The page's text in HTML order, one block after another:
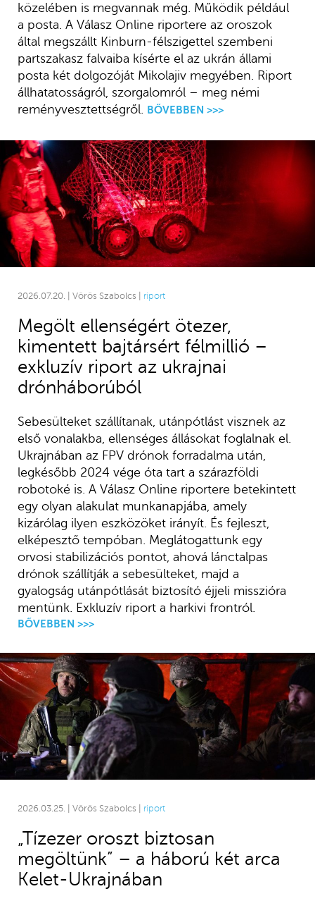
közelében is megvannak még. Működik például
a posta. A Válasz Online riportere az oroszok
által megszállt Kinburn-félszigettel szembeni
partszakasz falvaiba kísérte el az ukrán állami
posta két dolgozóját Mikolajiv megyében. Riport
állhatatosságról, szorgalomról – meg némi
reményvesztettségről. BŐVEBBEN >>>
2026.07.20. | Vörös Szabolcs | riport
Megölt ellenségért ötezer,
kimentett bajtársért félmillió –
exkluzív riport az ukrajnai
drónháborúból
Sebesülteket szállítanak, utánpótlást visznek az
első vonalakba, ellenséges állásokat foglalnak el.
Ukrajnában az FPV drónok forradalma után,
legkésőbb 2024 vége óta tart a szárazföldi
robotoké is. A Válasz Online riportere betekintett
egy olyan alakulat munkanapjába, amely
kizárólag ilyen eszközöket irányít. És fejleszt,
elképesztő tempóban. Meglátogattunk egy
orvosi stabilizációs pontot, ahová lánctalpas
drónok szállítják a sebesülteket, majd a
gyalogság utánpótlását biztosító éjjeli misszióra
mentünk. Exkluzív riport a harkivi frontról.
BŐVEBBEN >>>
2026.03.25. | Vörös Szabolcs | riport
„Tízezer oroszt biztosan
megöltünk” – a háború két arca
Kelet-Ukrajnában